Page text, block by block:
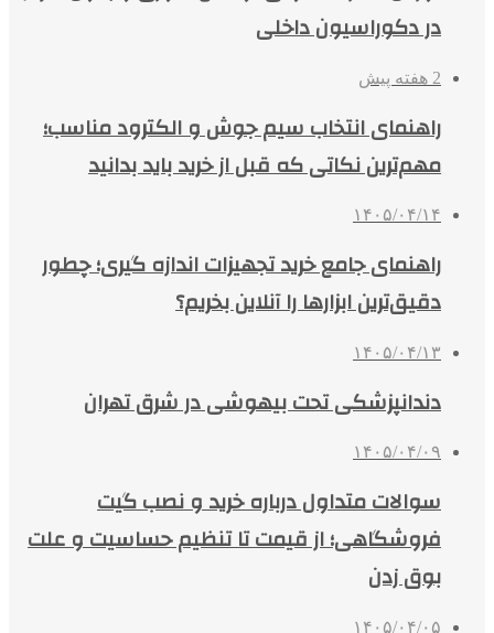
در دکوراسیون داخلی
2 هفته پیش
راهنمای انتخاب سیم جوش و الکترود مناسب؛
مهم‌ترین نکاتی که قبل از خرید باید بدانید
۱۴۰۵/۰۴/۱۴
راهنمای جامع خرید تجهیزات اندازه گیری؛ چطور
دقیق‌ترین ابزارها را آنلاین بخریم؟
۱۴۰۵/۰۴/۱۳
دندانپزشکی تحت بیهوشی در شرق تهران
۱۴۰۵/۰۴/۰۹
سوالات متداول درباره خرید و نصب گیت
فروشگاهی؛ از قیمت تا تنظیم حساسیت و علت
بوق زدن
۱۴۰۵/۰۴/۰۵